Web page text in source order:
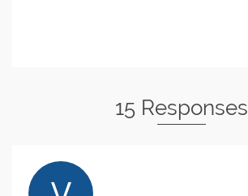
15 Responses